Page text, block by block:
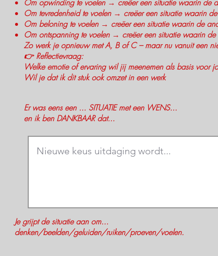
Om opwinding te voelen → creëer een situatie waarin de
Om tevredenheid te voelen → creëer een situatie waarin
Om beloning te voelen → creëer een situatie waarin de
Om ontspanning te voelen → creëer een situatie waarin
Zo werk je opnieuw met A, B of C – maar nu vanuit een
👉 Reflectievraag:
Welke emotie of ervaring wil jij meenemen als basis voor
Wil je dat ik dit stuk ook omzet in een werk
Je grijpt de situatie aan om...
denken/beelden/geluiden/ruiken/proeven/voelen.
Er was eens een ... SITUATIE met een WENS...
en ik ben DANKBAAR dat...